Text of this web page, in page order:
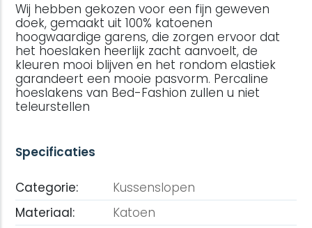
Wij hebben gekozen voor een fijn geweven
doek, gemaakt uit 100% katoenen
hoogwaardige garens, die zorgen ervoor dat
het hoeslaken heerlijk zacht aanvoelt, de
kleuren mooi blijven en het rondom elastiek
garandeert een mooie pasvorm. Percaline
hoeslakens van Bed-Fashion zullen u niet
teleurstellen
Specificaties
Categorie:
Kussenslopen
Materiaal:
Katoen